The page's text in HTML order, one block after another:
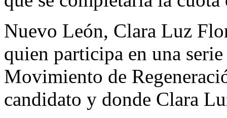
Nuevo León, Clara Luz
quien participa en una
Movimiento de
candidato y donde Clara